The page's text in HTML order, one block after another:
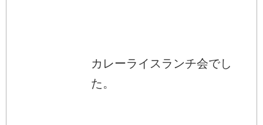
カレーライスランチ会でし
た。